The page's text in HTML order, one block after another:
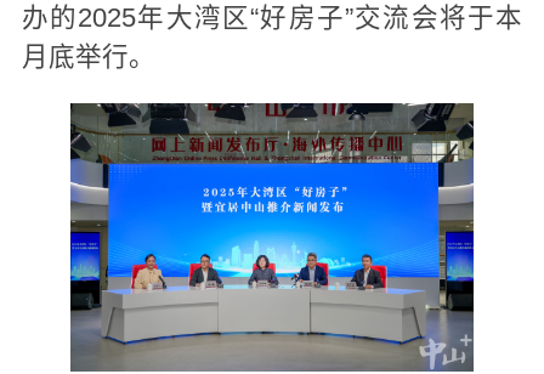
办的2025年大湾区“好房子”交流会将于本
月底举行。